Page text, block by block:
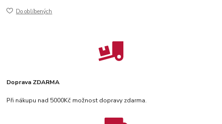
Do oblíbených
Doprava ZDARMA
Při nákupu nad 5000Kč možnost dopravy zdarma.